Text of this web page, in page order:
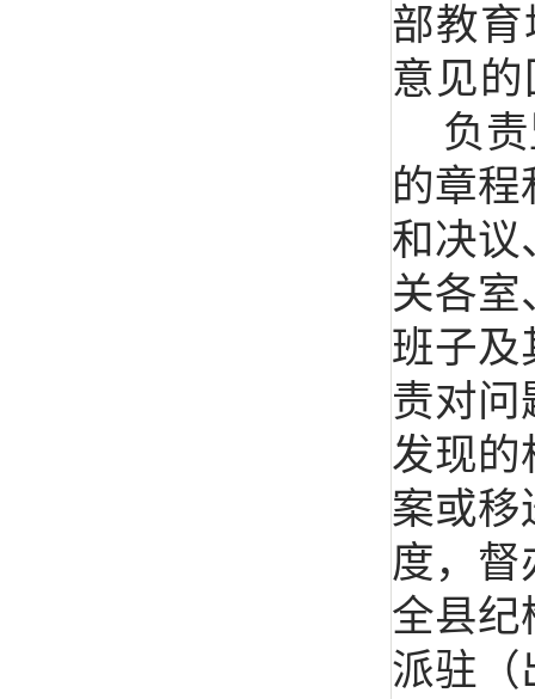
部教
意见
负
的章
和决议
关各室
班子及
责对问
发现的
案或移
度，督
全县纪
派驻（